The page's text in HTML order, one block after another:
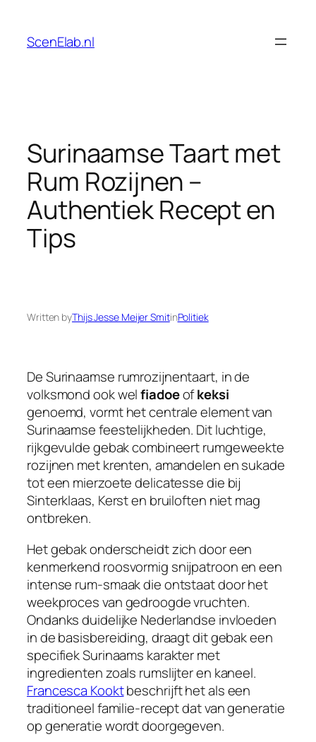
content
ScenElab.nl
Surinaamse Taart met
Rum Rozijnen –
Authentiek Recept en
Tips
Written byThijs Jesse Meijer SmitinPolitiek
De Surinaamse rumrozijnentaart, in de
volksmond ook welfiadoeofkeksi
genoemd, vormt het centrale element van
Surinaamse feestelijkheden. Dit luchtige,
rijkgevulde gebak combineert rumgeweekte
rozijnen met krenten, amandelen en sukade
tot een mierzoete delicatesse die bij
Sinterklaas, Kerst en bruiloften niet mag
ontbreken.
Het gebak onderscheidt zich door een
kenmerkend roosvormig snijpatroon en een
intense rum-smaak die ontstaat door het
weekproces van gedroogde vruchten.
Ondanks duidelijke Nederlandse invloeden
in de basisbereiding, draagt dit gebak een
specifiek Surinaams karakter met
ingredienten zoals rumslijter en kaneel.
Francesca Kooktbeschrijft het als een
traditioneel familie-recept dat van generatie
op generatie wordt doorgegeven.